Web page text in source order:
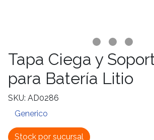
Tapa Ciega y
para Batería Litio
SKU: AD0286
Generico
Stock por sucursal